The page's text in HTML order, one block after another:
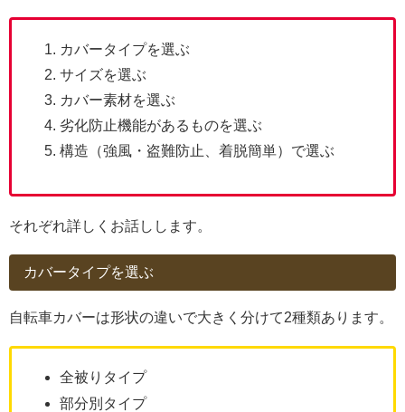
カバータイプを選ぶ
サイズを選ぶ
カバー素材を選ぶ
劣化防止機能があるものを選ぶ
構造（強風・盗難防止、着脱簡単）で選ぶ
それぞれ詳しくお話しします。
カバータイプを選ぶ
自転車カバーは形状の違いで大きく分けて2種類あります。
全被りタイプ
部分別タイプ